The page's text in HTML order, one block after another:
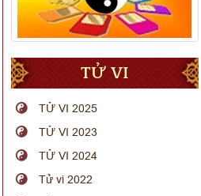
TỬ VI
TỬ VI 2025
TỬ VI 2023
TỬ VI 2024
Tử vi 2022